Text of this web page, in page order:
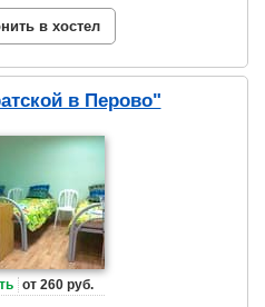
в хостел
в Перово"
от 260 руб.